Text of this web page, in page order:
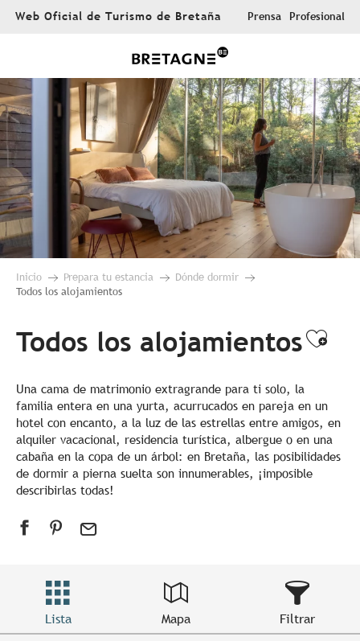
AllerWeb Oficial de Turismo de Bretaña Prensa Profesional
Inicio Prepara tu estancia
Dónde dormir
Todos los alojamientos
Todos los alojamientos
Una cama de matrimonio extragrande para ti solo, la
familia entera en una yurta, acurrucados en pareja en un
hotel con encanto, a la luz de las estrellas entre amigos, en
alquiler vacacional, residencia turística, albergue o en una
cabaña en la copa de un árbol: en Bretaña, las posibilidades
de dormir a pierna suelta son innumerables, ¡imposible
describirlas todas!
Lista Mapa Filtrar